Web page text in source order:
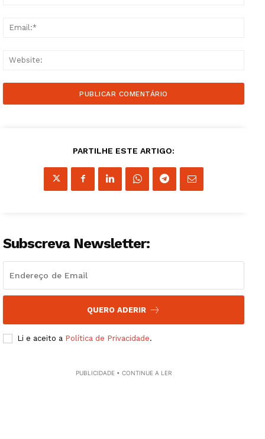
PARTILHE ESTE ARTIGO:
Subscreva Newsletter:
QUERO ADERIR
Li e aceito a Política de Privacidade.
PUBLICIDADE • CONTINUE A LER